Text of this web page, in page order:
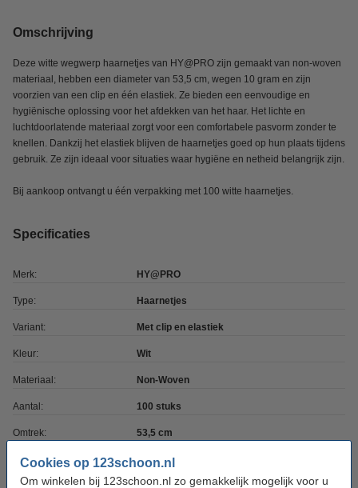
Cookies op 123schoon.nl
Om winkelen bij 123schoon.nl zo gemakkelijk mogelijk voor u
Omschrijving
Deze witte wegwerp haarnetjes van HY@PRO zijn gemaakt van non-woven
materiaal, hebben een diameter van 53,5 cm, wegen 10 gram en zijn
voorzien van een clip en één elastiek. Ze bieden een eenvoudige en
hygiënische oplossing voor het afdekken van het haar. Het lichte en
luchtdoorlatende materiaal zorgt voor een comfortabele pasvorm zonder te
knellen. Dankzij het elastiek blijven de haarnetjes goed op hun plaats tijdens
gebruik. Ze zijn ideaal voor situaties waar hygiëne en netheid belangrijk zijn.
Bij aankoop ontvangt u één verpakking met 100 witte haarnetjes.
Specificaties
Merk: HY@PRO
Type: Haarnetjes
Variant: Met clip en elastiek
Kleur: Wit
Materiaal: Non-Woven
Aantal: 100 stuks
Omtrek: 53,5 cm
Keurmerk: PPE CAT I